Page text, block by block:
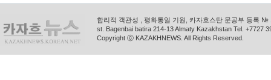
합리적 객관성 , 평화통일 기원, 카자흐스탄 문공부 등록
st. Bagenbai batira 214-13 Almaty Kazakhstan Tel. +7727
Copyright ⓒ KAZAKHNEWS. All Rights Reserved.